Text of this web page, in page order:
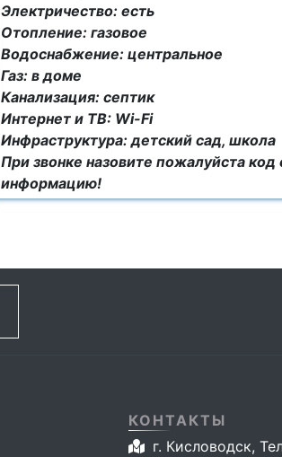
Электричество: есть
Отопление: газовое
Водоснабжение: центральное
Газ: в доме
Канализация: септик
Интернет и ТВ: Wi-Fi
Инфраструктура: детский сад, школа
При звонке назовите пожалуйста
информацию!
КОНТАКТЫ
г. Кисловодск,